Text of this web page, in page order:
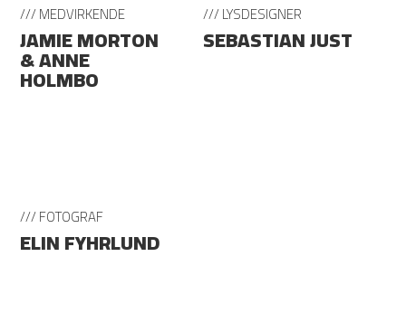
/// MEDVIRKENDE
JAMIE MORTON
& ANNE
HOLMBO
/// LYSDESIGNER
SEBASTIAN JUST
/// FOTOGRAF
ELIN FYHRLUND